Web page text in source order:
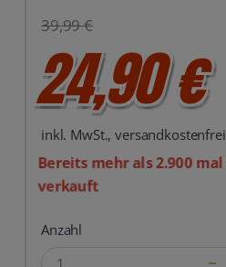
39,99 €
24,90 €
inkl. MwSt., versandkostenfrei
Bereits mehr als 2.900 mal
verkauft
Anzahl